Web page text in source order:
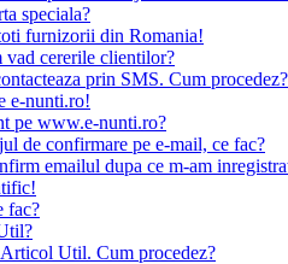
speciala?
furnizorii din Romania!
cererile clientilor?
prin SMS. Cum procedez?
e-nunti.ro!
pe www.e-nunti.ro?
de confirmare pe e-mail, ce fac?
emailul dupa ce m-am
fac?
Util. Cum procedez?